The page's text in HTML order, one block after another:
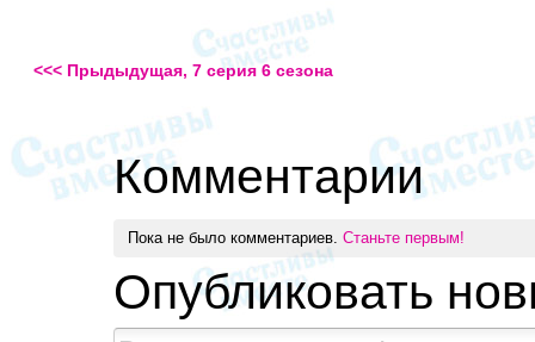
<<< Прыдыдущая, 7 серия 6 сезона
Комментарии
Пока не было комментариев. Станьте первым!
Опубликовать